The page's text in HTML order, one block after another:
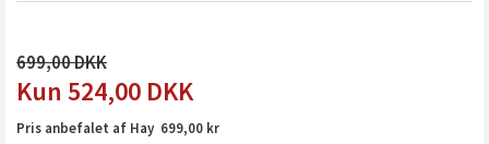
699,00
524,00 DKK
Pris anbefalet af Hay 699,00 kr